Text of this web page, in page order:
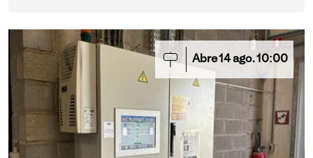
Abre14 ago.10:00